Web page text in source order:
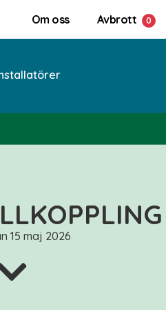
Om oss Avbrott
15 maj 2026